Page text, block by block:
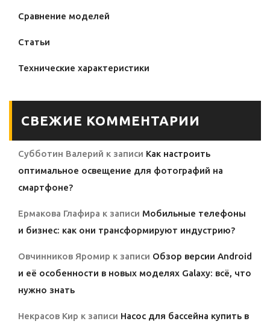
Сравнение моделей
Статьи
Технические характеристики
СВЕЖИЕ КОММЕНТАРИИ
Субботин Валерий к записи Как настроить
оптимальное освещение для фотографий на
смартфоне?
Ермакова Глафира к записи Мобильные телефоны
и бизнес: как они трансформируют индустрию?
Овчинников Яромир к записи Обзор версии Android
и её особенности в новых моделях Galaxy: всё, что
нужно знать
Некрасов Кир к записи Насос для бассейна купить в